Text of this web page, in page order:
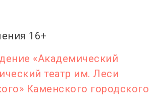
16+
«Академический
театр им. Леси
Каменского городского